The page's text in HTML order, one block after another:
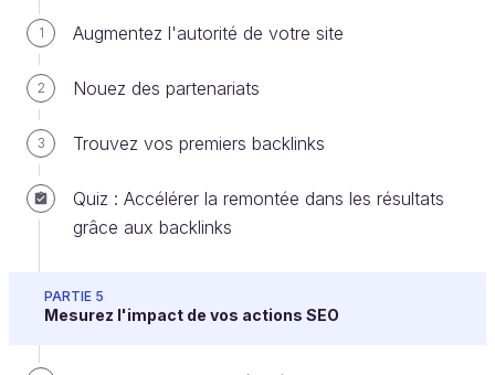
1 Augmentez l'autorité de votre site
2 Nouez des partenariats
3 Trouvez vos premiers backlinks
Quiz : Accélérer la remontée dans les résultats
grâce aux backlinks
PARTIE 5
Mesurez l'impact de vos actions SEO
dutextequi permet d'aller plus loin : il
mais surtout, il apporte des explications
concrets et il présente des outils en plus
des screencasts réalisés par Pauline
Fayet,Consultant SEO
pour vous permettre de